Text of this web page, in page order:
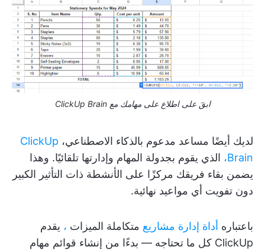
ابقَ على اطلاع على مهامك مع ClickUp Brain
لديك أيضًا مساعد مدعوم بالذكاء الاصطناعي، ClickUp
Brain،
الذي يقوم بجدولة المهام وإدارتها تلقائيًا. وهذا
يضمن بقاء فريقك مركزًا على الأنشطة ذات التأثير الكبير
دون تفويت أي مواعيد نهائية.
باعتباره أداة إدارة مشاريع متكاملة الميزات ، يقدم
ClickUp كل ما تحتاجه — بدءًا من إنشاء قوائم مهام